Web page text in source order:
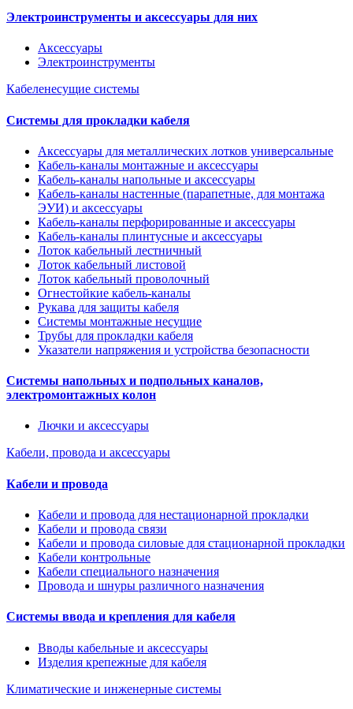
Электроинструменты и аксессуары для них
Аксессуары
Электроинструменты
Кабеленесущие системы
Системы для прокладки кабеля
Аксессуары для металлических лотков универсальные
Кабель-каналы монтажные и аксессуары
Кабель-каналы напольные и аксессуары
Кабель-каналы настенные (парапетные, для монтажа
ЭУИ) и аксессуары
Кабель-каналы перфорированные и аксессуары
Кабель-каналы плинтусные и аксессуары
Лоток кабельный лестничный
Лоток кабельный листовой
Лоток кабельный проволочный
Огнестойкие кабель-каналы
Рукава для защиты кабеля
Системы монтажные несущие
Трубы для прокладки кабеля
Указатели напряжения и устройства безопасности
Системы напольных и подпольных каналов,
электромонтажных колон
Лючки и аксессуары
Кабели, провода и аксессуары
Кабели и провода
Кабели и провода для нестационарной прокладки
Кабели и провода связи
Кабели и провода силовые для стационарной прокладки
Кабели контрольные
Кабели специального назначения
Провода и шнуры различного назначения
Системы ввода и крепления для кабеля
Вводы кабельные и аксессуары
Изделия крепежные для кабеля
Климатические и инженерные системы